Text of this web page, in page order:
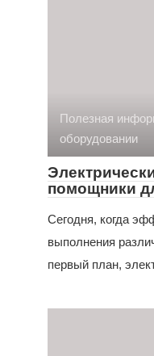
Полезная
оборудовании
помощники
Сегодня, когда
выполнения
первый план,